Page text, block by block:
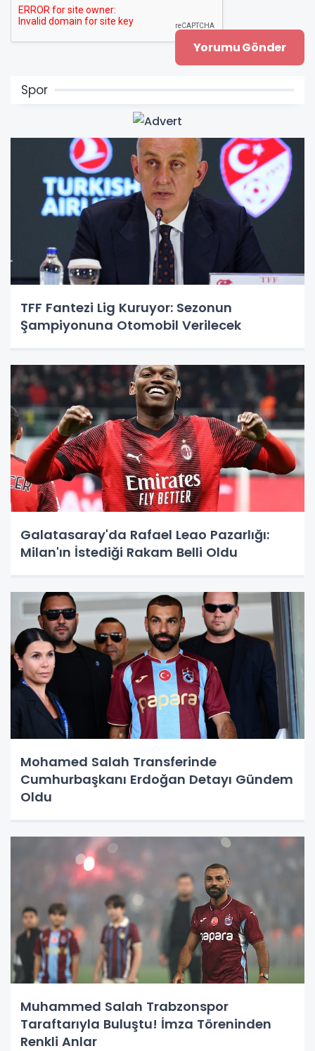
Spor
TFF Fantezi Lig Kuruyor: Sezonun
Şampiyonuna Otomobil Verilecek
Galatasaray'da Rafael Leao Pazarlığı:
Milan'ın İstediği Rakam Belli Oldu
Mohamed Salah Transferinde
Cumhurbaşkanı Erdoğan Detayı Gündem
Oldu
Muhammed Salah Trabzonspor
Taraftarıyla Buluştu! İmza Töreninden
Renkli Anlar